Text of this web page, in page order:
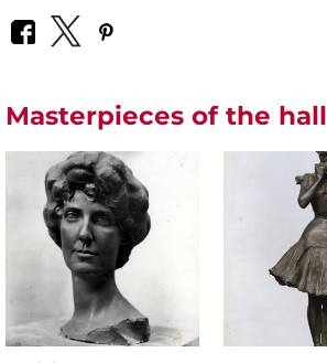
Masterpieces of the hall